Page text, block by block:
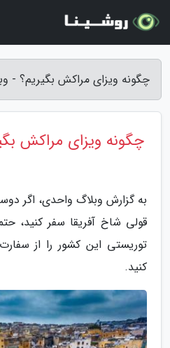
چگونه ویزای مراکش بگیریم؟ -
چگونه ویزای مراکش
به گزارش وبلاگ واحدی، اگر
قولی شاخ آفریقا سفر کنید،
توریستی این کشور را از
کنید.